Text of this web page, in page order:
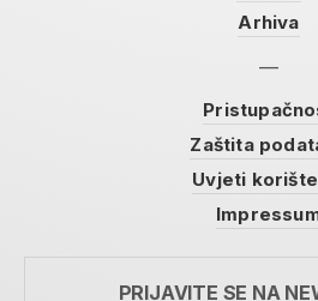
Arhiva
Zaštita
Uvjeti
PRIJAVITE SE NA